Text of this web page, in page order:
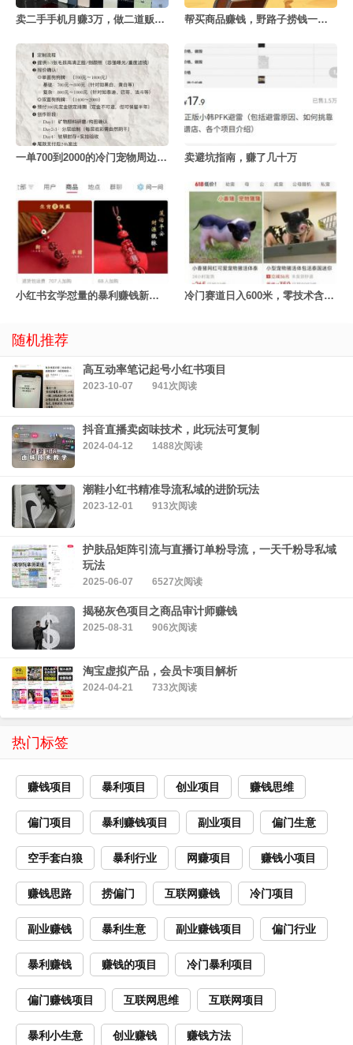
卖二手手机月赚3万，做二道贩子的利赚钱密决 帮买商品赚钱，野路子捞钱一天赚3000+
一单700到2000的冷门宠物周边定制项目 卖避坑指南，赚了几十万
小红书玄学怼量的暴利赚钱新玩法 冷门赛道日入600米，零技术含量！
随机推荐
高互动率笔记起号小红书项目
2023-10-07 941次阅读
抖音直播卖卤味技术，此玩法可复制
2024-04-12 1488次阅读
潮鞋小红书精准导流私域的进阶玩法
2023-12-01 913次阅读
护肤品矩阵引流与直播订单粉导流，一天千粉导私域
玩法
2025-06-07 6527次阅读
揭秘灰色项目之商品审计师赚钱
2025-08-31 906次阅读
淘宝虚拟产品，会员卡项目解析
2024-04-21 733次阅读
热门标签
赚钱项目 暴利项目 创业项目 赚钱思维
偏门项目 暴利赚钱项目 副业项目 偏门生意
空手套白狼 暴利行业 网赚项目 赚钱小项目
赚钱思路 捞偏门 互联网赚钱 冷门项目
副业赚钱 暴利生意 副业赚钱项目 偏门行业
暴利赚钱 赚钱的项目 冷门暴利项目
偏门赚钱项目 互联网思维 互联网项目
暴利小生意 创业赚钱 赚钱方法